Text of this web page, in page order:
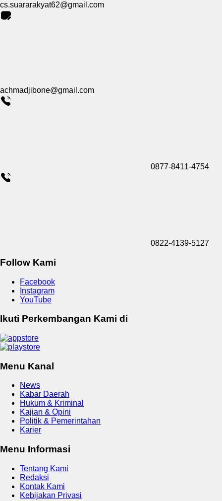
cs.suararakyat62@gmail.com
achmadjibone@gmail.com
0877-8411-4754
0822-4139-5127
Follow Kami
Facebook
Instagram
YouTube
Ikuti Perkembangan Kami di
Menu Kanal
News
Kabar Daerah
Hukum & Kriminal
Kajian & Opini
Politik & Pemerintahan
Karier
Menu Informasi
Tentang Kami
Redaksi
Kontak Kami
Kebijakan Privasi